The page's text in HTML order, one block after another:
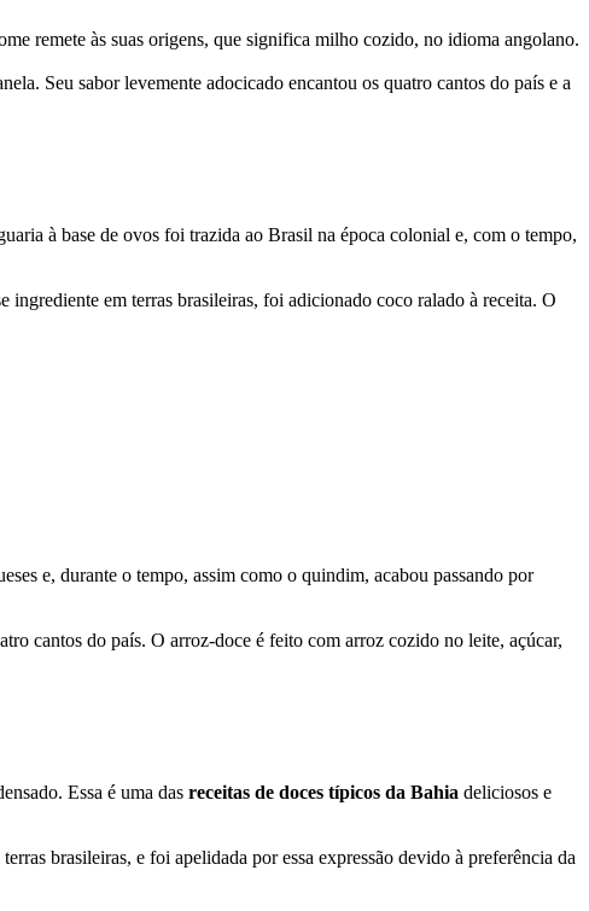
remete às suas origens, que significa milho cozido, no idioma angolano.
Seu sabor levemente adocicado encantou os quatro cantos do país e a
à base de ovos foi trazida ao Brasil na época colonial e, com o tempo,
ingrediente em terras brasileiras, foi adicionado coco ralado à receita. O
e, durante o tempo, assim como o quindim, acabou passando por
cantos do país. O arroz-doce é feito com arroz cozido no leite, açúcar,
Essa é uma das receitas de doces típicos da Bahia deliciosos e
brasileiras, e foi apelidada por essa expressão devido à preferência da